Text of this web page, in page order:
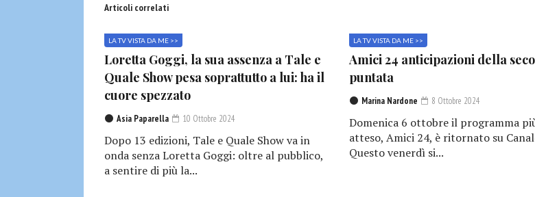
Articoli correlati
LA TV VISTA DA ME >>
Loretta Goggi, la sua assenza a Tale e
Quale Show pesa soprattutto a lui: ha il
cuore spezzato
Asia Paparella 10 Ottobre 2024
Dopo 13 edizioni, Tale e Quale Show va in
onda senza Loretta Goggi: oltre al pubblico,
a sentire di più la...
LA TV VISTA DA ME >>
Amici 24 anticipazioni della
puntata
Marina Nardone 8 Ottobre 2024
Domenica 6 ottobre il programma
atteso, Amici 24, è ritornato su
Questo venerdì si...